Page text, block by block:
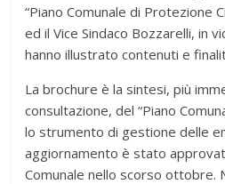
“Piano Comunale di Protezione
ed il Vice Sindaco Bozzarelli, in
hanno illustrato contenuti e
La brochure è la sintesi, più
consultazione, del “Piano
lo strumento di gestione delle
aggiornamento è stato
Comunale nello scorso ottobre.